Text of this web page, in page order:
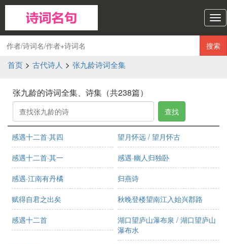
诗
词
名
句
搜索
首页 > 古代诗人 > 张九龄诗词全集
张九龄的诗词全集、诗集（共238篇）
查找
感遇十二首·其四 望月怀远 / 望月怀古
感遇十二首·其一 感遇·幽人归独卧
感遇·江南有丹橘 归燕诗
赋得自君之出矣 秋晚登楼望南江入始兴郡路
感遇十二首
湖口望庐山瀑布泉 / 湖口望庐山
瀑布水